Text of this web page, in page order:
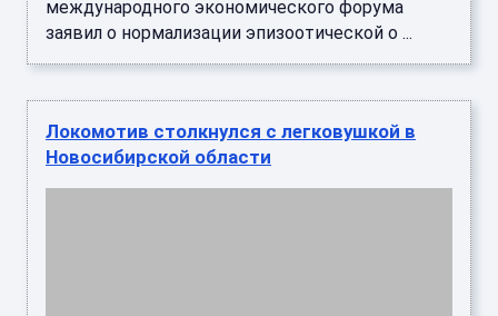
международного экономического форума
заявил о нормализации эпизоотической о ...
Локомотив столкнулся с легковушкой в
Новосибирской области